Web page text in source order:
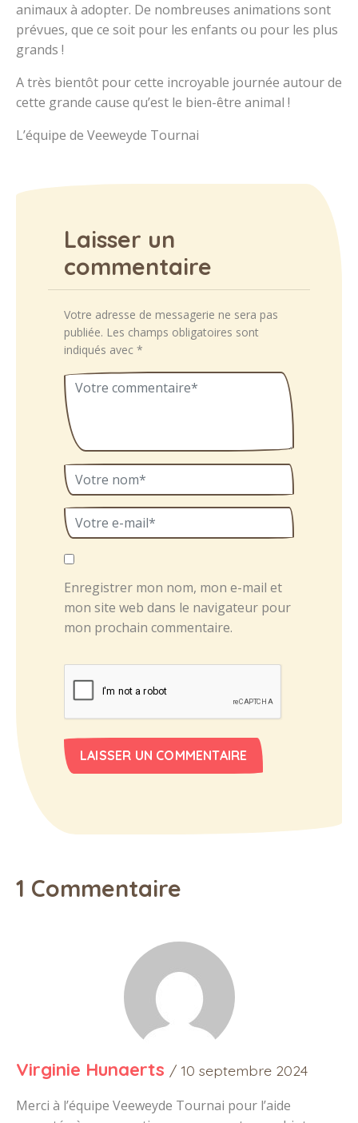
animaux à adopter. De nombreuses animations sont
prévues, que ce soit pour les enfants ou pour les plus
grands !
A très bientôt pour cette incroyable journée autour de
cette grande cause qu’est le bien-être animal !
L’équipe de Veeweyde Tournai
Laisser un
commentaire
Votre adresse de messagerie ne sera pas
publiée. Les champs obligatoires sont
indiqués avec *
Enregistrer mon nom, mon e-mail et
mon site web dans le navigateur pour
mon prochain commentaire.
1 Commentaire
Virginie Hunaerts / 10 septembre 2024
Merci à l’équipe Veeweyde Tournai pour l’aide